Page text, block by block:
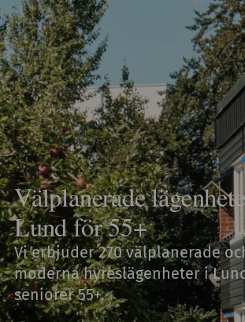
Välplanerade
Lund för 55+
Vi erbjuder 270 välplanerade
moderna hyreslägenheter i
seniorer 55+.